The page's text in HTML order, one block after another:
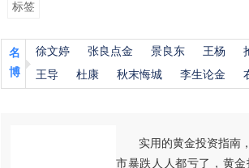
标签
名
博
徐文婷 张良点金 景良东 王杨
王导
杜康 秋末悔城 李生论金
实用的黄金投资指南
市暴跌人人都亏了，黄